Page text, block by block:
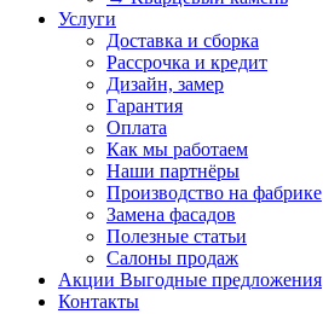
Услуги
Доставка и сборка
Рассрочка и кредит
Дизайн, замер
Гарантия
Оплата
Как мы работаем
Наши партнёры
Производство на фабрике
Замена фасадов
Полезные статьи
Салоны продаж
Акции Выгодные предложения
Контакты